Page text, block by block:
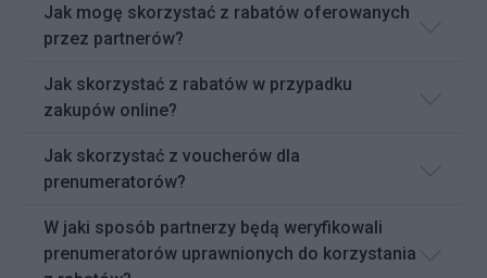
Jak mogę skorzystać z rabatów oferowanych
przez partnerów?
Jak skorzystać z rabatów w przypadku
zakupów online?
Jak skorzystać z voucherów dla
prenumeratorów?
W jaki sposób partnerzy będą weryfikowali
prenumeratorów uprawnionych do korzystania